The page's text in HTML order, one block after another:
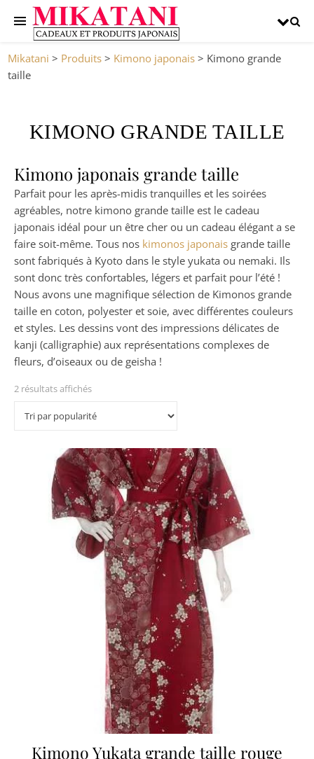
Mikatani > Produits > Kimono japonais > Kimono grande
taille
KIMONO GRANDE TAILLE
Kimono japonais grande taille
Parfait pour les après-midis tranquilles et les soirées
agréables, notre kimono grande taille est le cadeau
japonais idéal pour un être cher ou un cadeau élégant a se
faire soit-même. Tous nos kimonos japonais grande taille
sont fabriqués à Kyoto dans le style yukata ou nemaki. Ils
sont donc très confortables, légers et parfait pour l’été !
Nous avons une magnifique sélection de Kimonos grande
taille en coton, polyester et soie, avec différentes couleurs
et styles. Les dessins vont des impressions délicates de
kanji (calligraphie) aux représentations complexes de
fleurs, d’oiseaux ou de geisha !
2 résultats affichés
Kimono Yukata grande taille rouge